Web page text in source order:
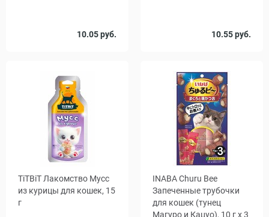
10.05 руб.
1 48 10.55 руб.
1 48
TiTBiT Лакомство Мусс
из курицы для кошек, 15
г
INABA Churu Bee
Запеченные трубочки
для кошек (тунец
Магуро и Кацуо), 10 г x 3